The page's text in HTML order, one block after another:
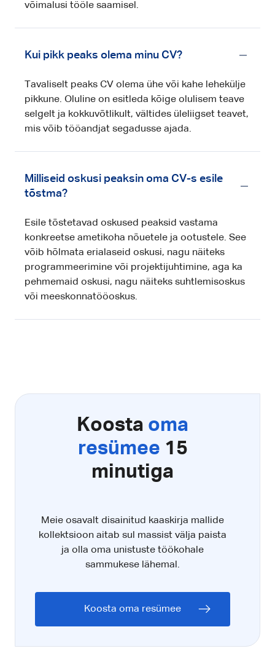
võimalusi tööle saamisel.
Kui pikk peaks olema minu CV?
Tavaliselt peaks CV olema ühe või kahe lehekülje
pikkune. Oluline on esitleda kõige olulisem teave
selgelt ja kokkuvõtlikult, vältides üleliigset teavet,
mis võib tööandjat segadusse ajada.
Milliseid oskusi peaksin oma CV-s esile
tõstma?
Esile tõstetavad oskused peaksid vastama
konkreetse ametikoha nõuetele ja ootustele. See
võib hõlmata erialaseid oskusi, nagu näiteks
programmeerimine või projektijuhtimine, aga ka
pehmemaid oskusi, nagu näiteks suhtlemisoskus
või meeskonnatööoskus.
Koosta oma
resümee 15
minutiga
Meie osavalt disainitud kaaskirja mallide
kollektsioon aitab sul massist välja paista
ja olla oma unistuste töökohale
sammukese lähemal.
Koosta oma resümee